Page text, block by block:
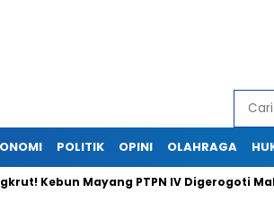
POLITIK OPINI OLAHRAGA
Kebun Mayang PTPN IV Digerogoti